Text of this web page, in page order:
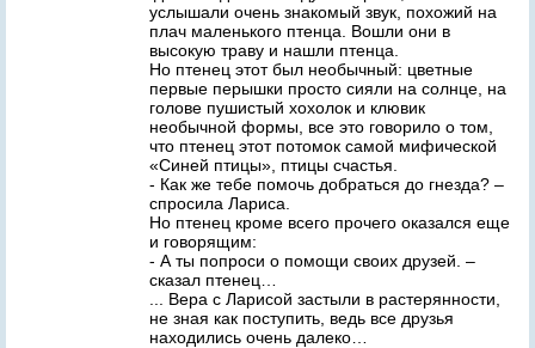
услышали очень знакомый звук, похожий на
плач маленького птенца. Вошли они в
высокую траву и нашли птенца.
Но птенец этот был необычный: цветные
первые перышки просто сияли на солнце, на
голове пушистый хохолок и клювик
необычной формы, все это говорило о том,
что птенец этот потомок самой мифической
«Синей птицы», птицы счастья.
- Как же тебе помочь добраться до гнезда? –
спросила Лариса.
Но птенец кроме всего прочего оказался еще
и говорящим:
- А ты попроси о помощи своих друзей. –
сказал птенец…
... Вера с Ларисой застыли в растерянности,
не зная как поступить, ведь все друзья
находились очень далеко…